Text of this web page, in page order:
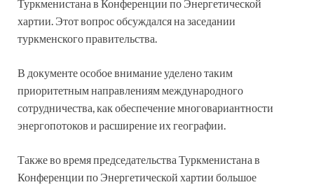
Туркменистана в Конференции по Энергетической
хартии. Этот вопрос обсуждался на заседании
туркменского правительства.
В документе особое внимание уделено таким
приоритетным направлениям международного
сотрудничества, как обеспечение многовариантности
энергопотоков и расширение их географии.
Также во время председательства Туркменистана в
Конференции по Энергетической хартии большое